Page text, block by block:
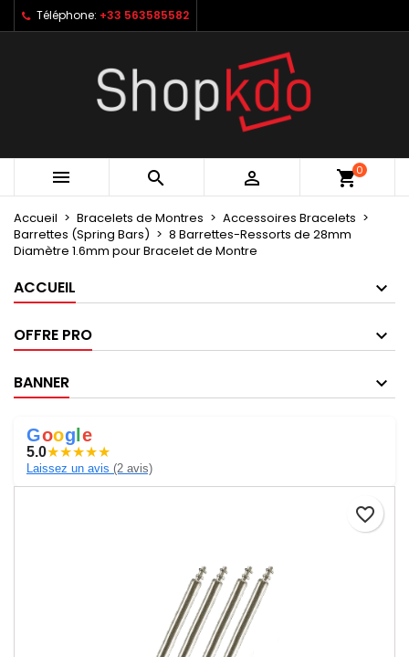
Téléphone: +33 563585582
   shopping_cart0
Accueil Bracelets de Montres
Accessoires Bracelets
Barrettes (Spring Bars)
8 Barrettes-Ressorts de 28mm
Diamètre 1.6mm pour Bracelet de Montre
ACCUEIL
OFFRE PRO
BANNER
Goog e
5.0★★★★★
Laissez un avis (2 avis)
favorite_border
My wishlists ×
Create new list
Créer une liste d'envies ×
Nom de la liste d'envies
Annuler Créer une liste d'envies
Connexion ×
Vous devez être connecté pour ajouter des produits
à votre liste d'envies.
Annuler Connexion